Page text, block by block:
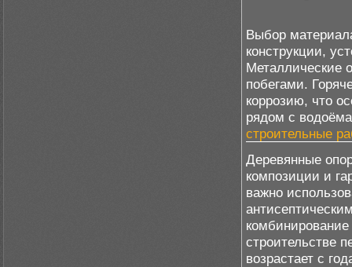
Выбор
конструкции,
Металлические
побегами.
коррозию, что
рядом с
строительные
Деревянные
композиции и
важно
строительстве
возрастает с